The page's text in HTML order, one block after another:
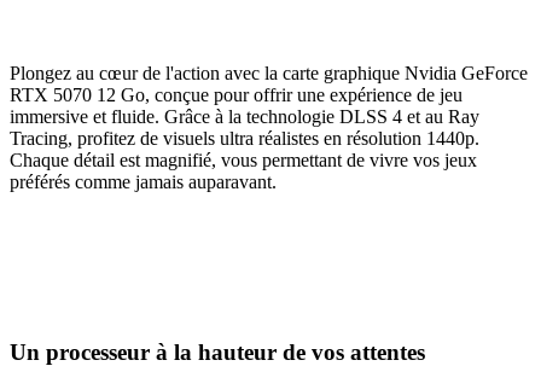
Plongez au cœur de l'action avec la carte graphique Nvidia GeForce
RTX 5070 12 Go, conçue pour offrir une expérience de jeu
immersive et fluide. Grâce à la technologie DLSS 4 et au Ray
Tracing, profitez de visuels ultra réalistes en résolution 1440p.
Chaque détail est magnifié, vous permettant de vivre vos jeux
préférés comme jamais auparavant.
Un processeur à la hauteur de vos attentes